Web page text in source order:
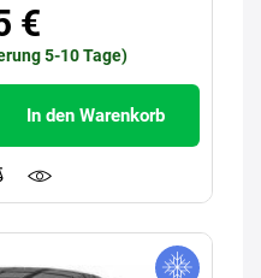
€
5-10 Tage)
In den Warenkorb